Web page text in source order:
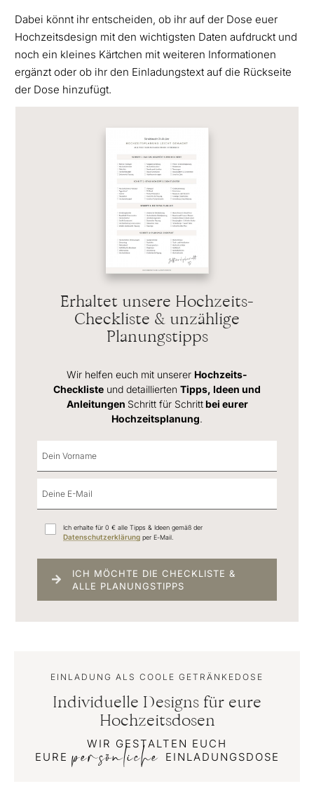
Dabei könnt ihr entscheiden, ob ihr auf der Dose euer
Hochzeitsdesign mit den wichtigsten Daten aufdruckt und
noch ein kleines Kärtchen mit weiteren Informationen
ergänzt oder ob ihr den Einladungstext auf die Rückseite
der Dose hinzufügt.
Erhaltet unsere Hochzeits-
Checkliste & unzählige
Planungstipps
Wir helfen euch mit unserer Hochzeits-
Checkliste und detaillierten Tipps, Ideen und
Anleitungen Schritt für Schrittbei eurer
Hochzeitsplanung.
Ich erhalte für 0 € alle Tipps & Ideen gemäß der
Datenschutzerklärung per E-Mail.
ICH MÖCHTE DIE CHECKLISTE &
ALLE PLANUNGSTIPPS
EINLADUNG ALS COOLE GETRÄNKEDOSE
Individuelle Designs für eure
Hochzeitsdosen
WIR GESTALTEN EUCH
EUREpersönliche EINLADUNGSDOSE